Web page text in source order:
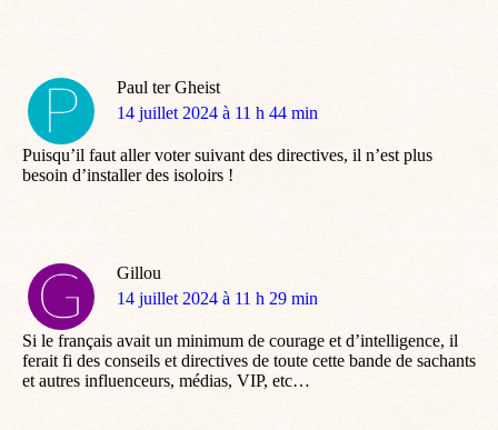
Paul ter Gheist
dit
14 juillet 2024 à 11 h 44 min
Puisqu’il faut aller voter suivant des directives, il n’est plus
besoin d’installer des isoloirs !
Gillou
dit
14 juillet 2024 à 11 h 29 min
Si le français avait un minimum de courage et d’intelligence, il
ferait fi des conseils et directives de toute cette bande de sachants
et autres influenceurs, médias, VIP, etc…